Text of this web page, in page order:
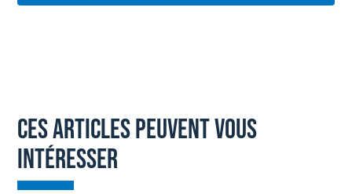
ces articles peuvent vous
intéresser